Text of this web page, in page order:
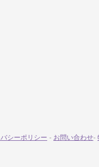
シーポリシー - お問い合わせ-